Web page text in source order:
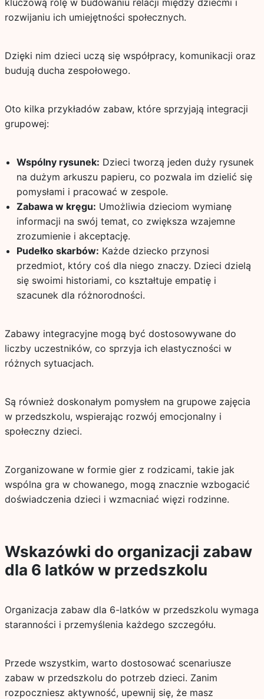
kluczową rolę w budowaniu relacji między dziećmi i
rozwijaniu ich umiejętności społecznych.
Dzięki nim dzieci uczą się współpracy, komunikacji oraz
budują ducha zespołowego.
Oto kilka przykładów zabaw, które sprzyjają integracji
grupowej:
Wspólny rysunek: Dzieci tworzą jeden duży rysunek
na dużym arkuszu papieru, co pozwala im dzielić się
pomysłami i pracować w zespole.
Zabawa w kręgu: Umożliwia dzieciom wymianę
informacji na swój temat, co zwiększa wzajemne
zrozumienie i akceptację.
Pudełko skarbów: Każde dziecko przynosi
przedmiot, który coś dla niego znaczy. Dzieci dzielą
się swoimi historiami, co kształtuje empatię i
szacunek dla różnorodności.
Zabawy integracyjne mogą być dostosowywane do
liczby uczestników, co sprzyja ich elastyczności w
różnych sytuacjach.
Są również doskonałym pomysłem na grupowe zajęcia
w przedszkolu, wspierając rozwój emocjonalny i
społeczny dzieci.
Zorganizowane w formie gier z rodzicami, takie jak
wspólna gra w chowanego, mogą znacznie wzbogacić
doświadczenia dzieci i wzmacniać więzi rodzinne.
Wskazówki do organizacji zabaw
dla 6 latków w przedszkolu
Organizacja zabaw dla 6-latków w przedszkolu wymaga
staranności i przemyślenia każdego szczegółu.
Przede wszystkim, warto dostosować scenariusze
zabaw w przedszkolu do potrzeb dzieci. Zanim
rozpoczniesz aktywność, upewnij się, że masz